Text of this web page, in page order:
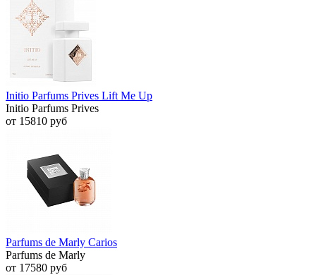
Initio Parfums Prives Lift Me Up
Initio Parfums Prives
от 15810 руб
Parfums de Marly Carios
Parfums de Marly
от 17580 руб